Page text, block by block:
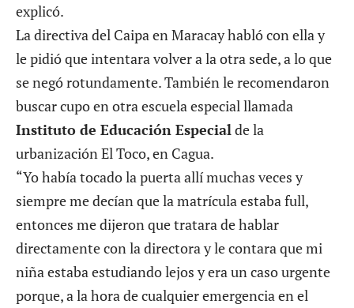
explicó.
La directiva del Caipa en Maracay habló con ella y
le pidió que intentara volver a la otra sede, a lo que
se negó rotundamente. También le recomendaron
buscar cupo en otra escuela especial llamada
Instituto de Educación Especial de la
urbanización El Toco, en Cagua.
“Yo había tocado la puerta allí muchas veces y
siempre me decían que la matrícula estaba full,
entonces me dijeron que tratara de hablar
directamente con la directora y le contara que mi
niña estaba estudiando lejos y era un caso urgente
porque, a la hora de cualquier emergencia en el